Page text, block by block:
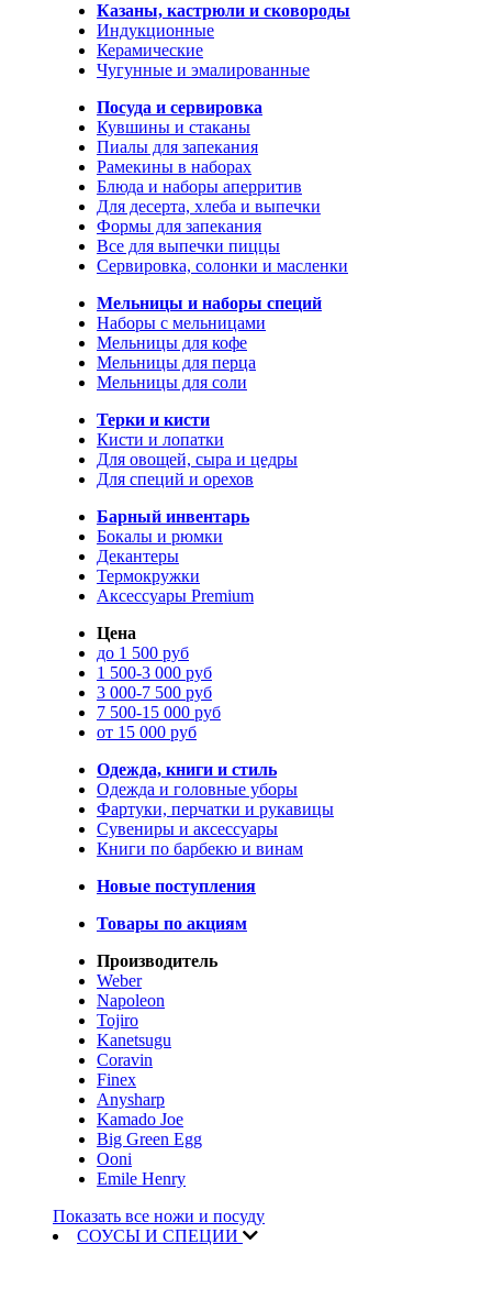
Казаны, кастрюли и сковороды
Индукционные
Керамические
Чугунные и эмалированные
Посуда и сервировка
Кувшины и стаканы
Пиалы для запекания
Рамекины в наборах
Блюда и наборы аперритив
Для десерта, хлеба и выпечки
Формы для запекания
Все для выпечки пиццы
Сервировка, солонки и масленки
Мельницы и наборы специй
Наборы с мельницами
Мельницы для кофе
Мельницы для перца
Мельницы для соли
Терки и кисти
Кисти и лопатки
Для овощей, сыра и цедры
Для специй и орехов
Барный инвентарь
Бокалы и рюмки
Декантеры
Термокружки
Аксессуары Premium
Цена
до 1 500 руб
1 500-3 000 руб
3 000-7 500 руб
7 500-15 000 руб
от 15 000 руб
Одежда, книги и стиль
Одежда и головные уборы
Фартуки, перчатки и рукавицы
Сувениры и аксессуары
Книги по барбекю и винам
Новые поступления
Товары по акциям
Производитель
Weber
Napoleon
Tojiro
Kanetsugu
Coravin
Finex
Anysharp
Kamado Joe
Big Green Egg
Ooni
Emile Henry
Показать все ножи и посуду
СОУСЫ И СПЕЦИИ